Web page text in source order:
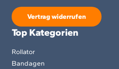
Vertrag widerrufen
Top Kategorien
Rollator
Bandagen